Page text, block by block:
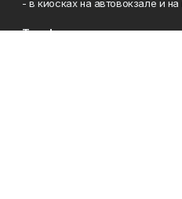
- в киосках на автовокзале и
Телефон